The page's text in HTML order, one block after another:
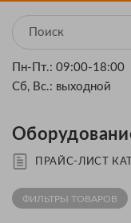
Пн-Пт.: 09:00-18:00
Сб, Вс.: выходной
ПРАЙС-ЛИСТ
ФИЛЬТРЫ ТОВАРОВ